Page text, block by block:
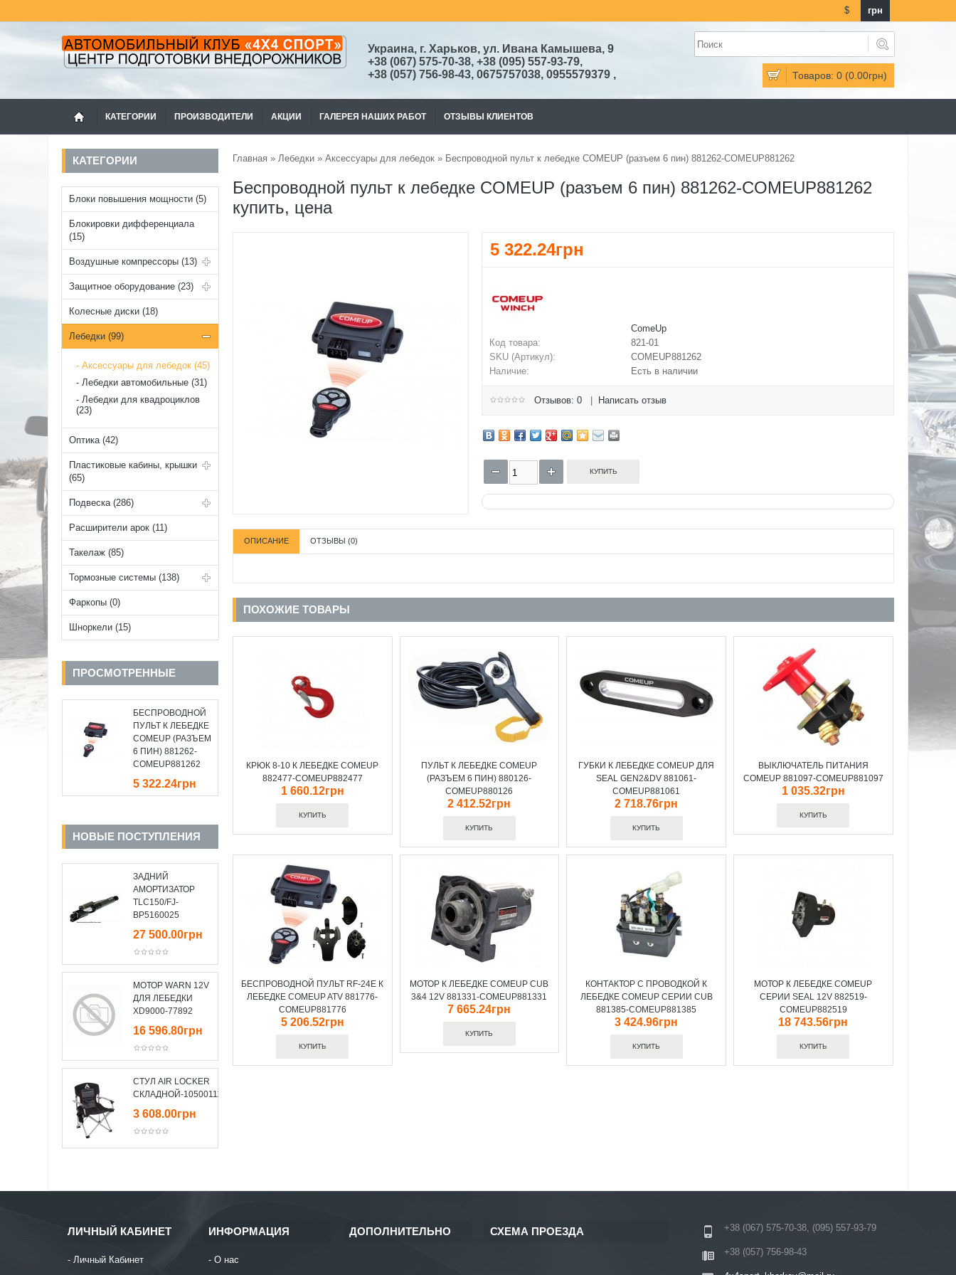
$ грн
Товаров: 0 (0.00грн)
Украина, г. Харьков, ул. Ивана Камышева, 9
+38 (067) 575-70-38, +38 (095) 557-93-79,
+38 (057) 756-98-43, 0675757038, 0955579379 ,
КАТЕГОРИИ ПРОИЗВОДИТЕЛИ АКЦИИ ГАЛЕРЕЯ НАШИХ РАБОТ ОТЗЫВЫ КЛИЕНТОВ
КАТЕГОРИИ
Блоки повышения мощности (5)
Блокировки дифференциала
(15)
Воздушные компрессоры (13)
Защитное оборудование (23)
Колесные диски (18)
Лебедки (99)
Аксессуары для лебедок (45)
Лебедки автомобильные (31)
Лебедки для квадроциклов
(23)
Оптика (42)
Пластиковые кабины, крышки
(65)
Подвеска (286)
Расширители арок (11)
Такелаж (85)
Тормозные системы (138)
Фаркопы (0)
Шноркели (15)
ПРОСМОТРЕННЫЕ
БЕСПРОВОДНОЙ
ПУЛЬТ К ЛЕБЕДКЕ
COMEUP (РАЗЪЕМ
6 ПИН) 881262-
COMEUP881262
5 322.24грн
НОВЫЕ ПОСТУПЛЕНИЯ
ЗАДНИЙ
АМОРТИЗАТОР
TLC150/FJ-
BP5160025
27 500.00грн
МОТОР WARN 12V
ДЛЯ ЛЕБЕДКИ
XD9000-77892
16 596.80грн
СТУЛ AIR LOCKER
СКЛАДНОЙ-10500111
3 608.00грн
Главная » Лебедки » Аксессуары для лебедок » Беспроводной пульт к лебедке COMEUP (разъем 6 пин) 881262-COMEUP881262
Беспроводной пульт к лебедке COMEUP (разъем 6 пин) 881262-COMEUP881262
купить, цена
5 322.24грн
ComeUp
Код товара:
821-01
SKU (Артикул):
COMEUP881262
Наличие:
Есть в наличии
Отзывов: 0 Написать отзыв
ОПИСАНИЕ ОТЗЫВЫ (0)
ПОХОЖИЕ ТОВАРЫ
КРЮК 8-10 К ЛЕБЕДКЕ COMEUP
882477-COMEUP882477
1 660.12грн
ПУЛЬТ К ЛЕБЕДКЕ COMEUP
(РАЗЪЕМ 6 ПИН) 880126-
COMEUP880126
2 412.52грн
ГУБКИ К ЛЕБЕДКЕ COMEUP ДЛЯ
SEAL GEN2&DV 881061-
COMEUP881061
2 718.76грн
ВЫКЛЮЧАТЕЛЬ ПИТАНИЯ
COMEUP 881097-COMEUP881097
1 035.32грн
БЕСПРОВОДНОЙ ПУЛЬТ RF-24E К
ЛЕБЕДКЕ COMEUP ATV 881776-
COMEUP881776
5 206.52грн
МОТОР К ЛЕБЕДКЕ COMEUP CUB
3&4 12V 881331-COMEUP881331
7 665.24грн
КОНТАКТОР С ПРОВОДКОЙ К
ЛЕБЕДКЕ COMEUP СЕРИИ CUB
881385-COMEUP881385
3 424.96грн
МОТОР К ЛЕБЕДКЕ COMEUP
СЕРИИ SEAL 12V 882519-
COMEUP882519
18 743.56грн
ЛИЧНЫЙ КАБИНЕТ
Личный Кабинет
ИНФОРМАЦИЯ
О нас
ДОПОЛНИТЕЛЬНО СХЕМА ПРОЕЗДА +38 (067) 575-70-38, (095) 557-93-79
+38 (057) 756-98-43